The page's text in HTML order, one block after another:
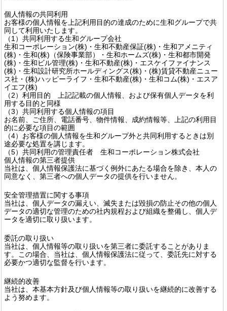
個人情報の共同利用
お客様の個人情報を上記利用目的の達成のために生和グループで共
同して利用いたします。
（1）共同利用する生和グループ会社
生和コーポレーション(株)・生和不動産保証(株)・生和アメニティ
(株)・生和(株)（保険事業部）・生和ホームズ(株)・生和都市開発
(株)・生和ビル管理(株)・生和不動産(株)・エスケイファイナンス
(株)・生和設計研究所ホールディングス(株)・(株)賃貸不動産ニュー
ス社・(株)ハッピーライフ・生和不動産(株)・生和コム(株)・エスア
イエフ(株)
（2）利用目的 上記記載の個人情報、および保有個人データを利
用する目的と同様
（3）共同利用する個人情報の項目
お名前、ご住所、電話番号、物件情報、成約情報等、上記の利用目
的に必要な項目の範囲
（4）お客様の個人情報を生和グループ外と共同利用するときは別
途必要な処置を講じます。
（5）共同利用の管理責任者 生和コーポレーション株式会社
個人情報の第三者提供
当社は、個人情報保護法に基づく例外にあたる場合を除き、本人の
同意なく、第三者への個人データの提供を行いません。
安全管理措置に関する事項
当社は、個人データの漏えい、滅失または毀損の防止その他の個人
データの適切な管理のための社内規程および組織を整備し、個人デ
ータを適切に取り扱います。
委託の取り扱い
当社は、個人情報等の取り扱いを第三者に委託することがありま
す。この場合、当社は、個人情報保護法に従って、委託先に対する
必要かつ適切な監督を行います。
継続的改善
当社は、本基本方針及び個人情報等の取り扱いを継続的に改善する
よう努めます。